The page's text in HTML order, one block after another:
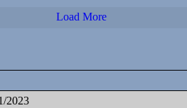
Load More
2023